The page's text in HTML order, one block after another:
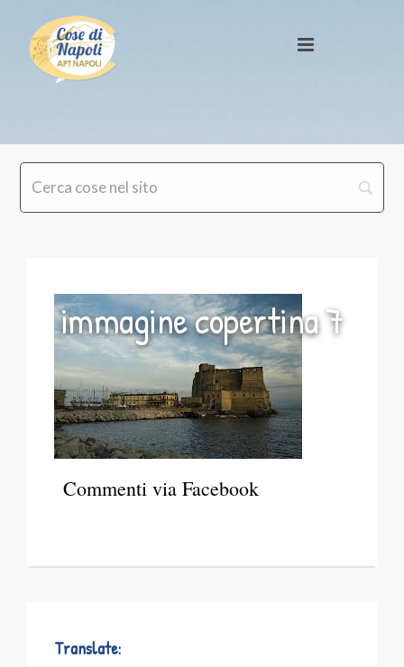
immagine copertina 7
Commenti via Facebook
Translate: